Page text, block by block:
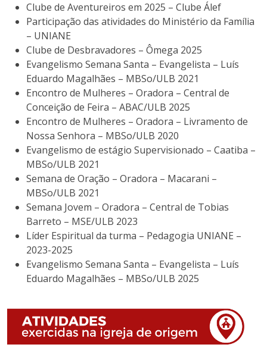
Clube de Aventureiros em 2025 – Clube Álef
Participação das atividades do Ministério da Família
– UNIANE
Clube de Desbravadores – Ômega 2025
Evangelismo Semana Santa – Evangelista – Luís
Eduardo Magalhães – MBSo/ULB 2021
Encontro de Mulheres – Oradora – Central de
Conceição de Feira – ABAC/ULB 2025
Encontro de Mulheres – Oradora – Livramento de
Nossa Senhora – MBSo/ULB 2020
Evangelismo de estágio Supervisionado – Caatiba –
MBSo/ULB 2021
Semana de Oração – Oradora – Macarani –
MBSo/ULB 2021
Semana Jovem – Oradora – Central de Tobias
Barreto – MSE/ULB 2023
Líder Espiritual da turma – Pedagogia UNIANE –
2023-2025
Evangelismo Semana Santa – Evangelista – Luís
Eduardo Magalhães – MBSo/ULB 2025